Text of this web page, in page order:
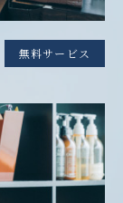
無料サービス